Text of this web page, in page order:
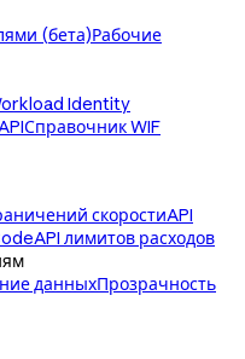
(бета)Рабочие
Identity
Справочник WIF
скоростиAPI
API лимитов расходов
данныхПрозрачность